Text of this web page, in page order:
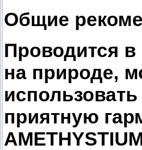
Общие
Проводится
на природе,
приятную